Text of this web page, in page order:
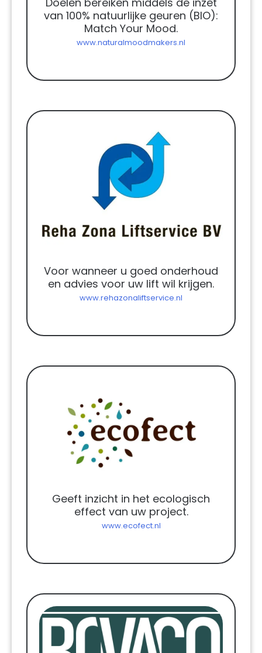
van 100% natuurlijke geuren (BIO):
Match Your Mood.
www.naturalmoodmakers.nl
Voor wanneer u goed onderhoud
en advies voor uw lift wil krijgen.
www.rehazonaliftservice.nl
Geeft inzicht in het ecologisch
effect van uw project.
www.ecofect.nl